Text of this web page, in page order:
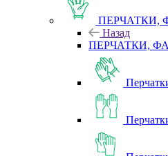
ПЕРЧАТКИ,
Назад
ПЕРЧАТКИ,